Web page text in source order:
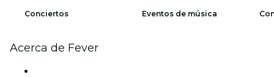
Conciertos Eventos de música
Acerca de Fever